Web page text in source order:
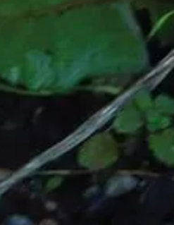
tegen scherpe prijzen